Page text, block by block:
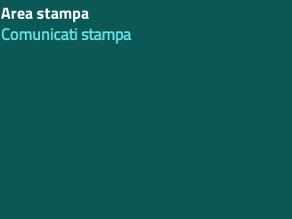
Area stampa
Comunicati stampa